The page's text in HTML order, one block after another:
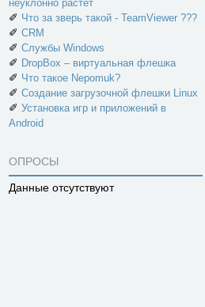
неуклонно растёт
✐ Что за зверь такой - TeamViewer ???
✐ CRM
✐ Службы Windows
✐ DropBox – виртуальная флешка
✐ Что такое Nepomuk?
✐ Создание загрузочной флешки Linux
✐ Установка игр и приложений в
Android
ОПРОСЫ
Данные отсутствуют